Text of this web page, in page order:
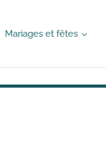
Mariages et fêtes